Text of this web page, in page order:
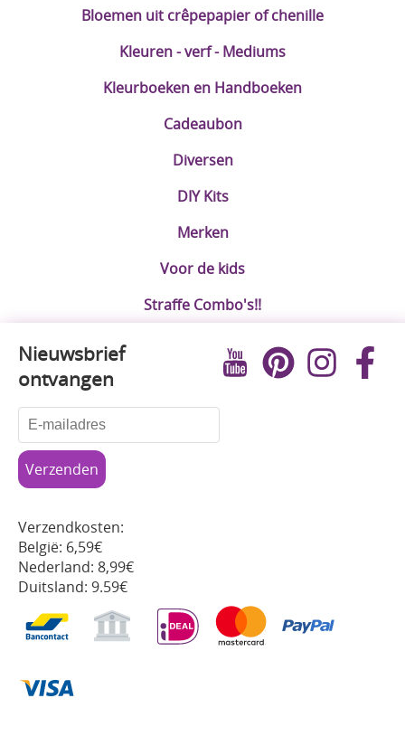
Bloemen uit crêpepapier of chenille
Kleuren - verf - Mediums
Kleurboeken en Handboeken
Cadeaubon
Diversen
DIY Kits
Merken
Voor de kids
Straffe Combo's!!
Nieuwsbrief
ontvangen
Verzendkosten:
België: 6,59€
Nederland: 8,99€
Duitsland: 9.59€